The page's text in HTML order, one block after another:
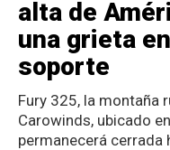
alta de
una grieta
soporte
Fury 325, la montaña
Carowinds, ubicado
permanecerá cerrada